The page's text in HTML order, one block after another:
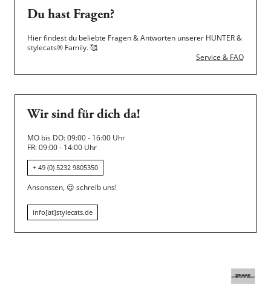
Du hast Fragen?
Hier findest du beliebte Fragen & Antworten unserer HUNTER &
stylecats® Family.🥰
Service & FAQ
Wir sind für dich da!
MO bis DO: 09:00 - 16:00 Uhr
FR: 09:00 - 14:00 Uhr
+ 49 (0) 5232 9805350
Ansonsten, 😍 schreib uns!
info[at]stylecats.de